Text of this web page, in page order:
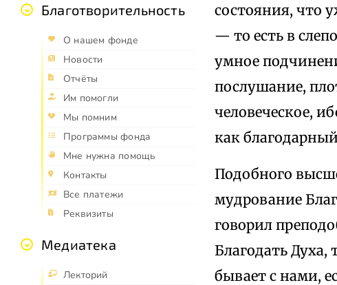
Благотворительность
О нашем фонде
Новости
Отчёты
Им помогли
Мы помним
Программы фонда
Мне нужна помощь
Контакты
Все платежи
Реквизиты
Медиатека
Лекторий
состояния, что
— то есть в
умное
послушание,
человеческое,
как
Подобного
мудрование
говорил
Благодать Духа,
бывает с нами,